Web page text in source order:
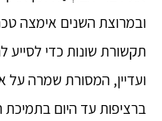
ובמרוצת השנים אימצה
תקשורת שונות כדי
ועדיין, המסורת שמרה על
ברציפות עד היום בתמיכת